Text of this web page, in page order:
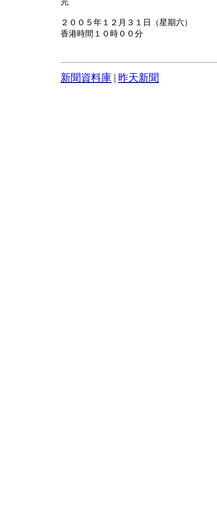
２００５年１２月３１日（星期六）
香港時間１０時００分
新聞資料庫 昨天新聞